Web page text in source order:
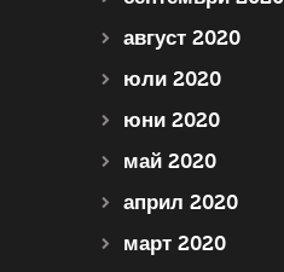
август 2020
юли 2020
юни 2020
май 2020
април 2020
март 2020